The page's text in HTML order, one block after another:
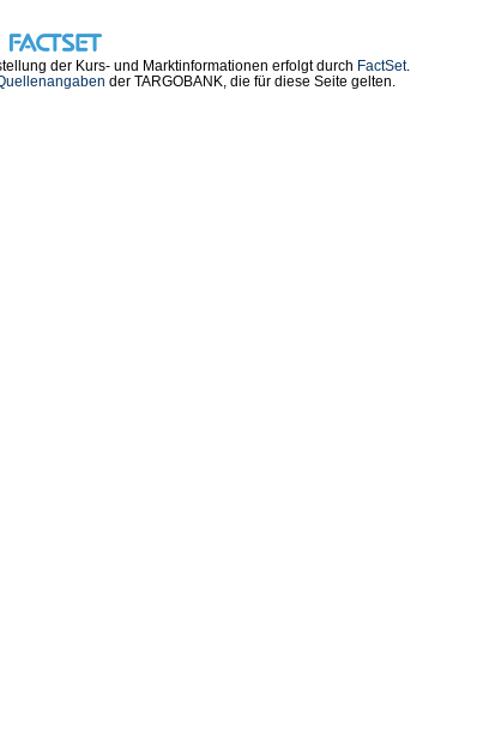
der Kurs- und Marktinformationen erfolgt durch FactSet.
der TARGOBANK, die für diese Seite gelten.